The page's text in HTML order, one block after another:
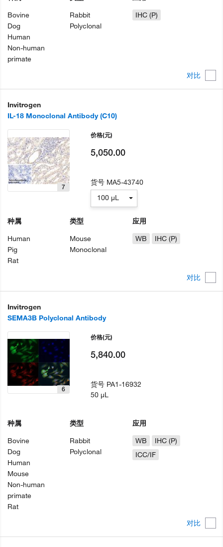
对比
Bovine
Dog
Human
Non-human
primate
Rabbit
Polyclonal
IHC (P)
Invitrogen
IL-18 Monoclonal Antibody (C10)
对比
7
种属
Human
Pig
Rat
类型
Mouse
Monoclonal
应用
WB
IHC (P)
价格(元)
5,050.00
货号 MA5-43740
100 µL
Invitrogen
SEMA3B Polyclonal Antibody
对比
6
种属
Bovine
Dog
Human
Mouse
Non-human
primate
Rat
类型
Rabbit
Polyclonal
应用
WB
IHC (P)
ICC/IF
价格(元)
5,840.00
货号 PA1-16932
50 µL